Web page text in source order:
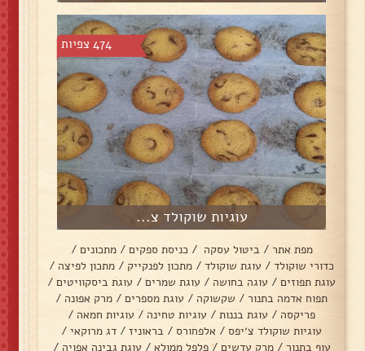
474 צפיות
עוגיות שוקולד צ...
מפת אתר / ביטול עסקה / כניסת ספקים / מתכונים /
כדורי שוקולד / עוגת שוקולד / מתכון לפנקייק / מתכון לפיצה /
עוגת תפוזים / עוגה בחושה / עוגת שמרים / עוגת ביסקוויטים /
תפוח אדמה בתנור / שקשוקה / עוגת מספרים / מרק אפונה /
פריקסה / עוגת בננות / עוגיות טחינה / עוגיות חמאה /
עוגיות שוקולד צ׳יפס / אלפחורס / בראוניז / דג מרוקאי /
עוף בתנור / מרק עדשים / פלפל ממולא / עוגת גבינה אפויה /